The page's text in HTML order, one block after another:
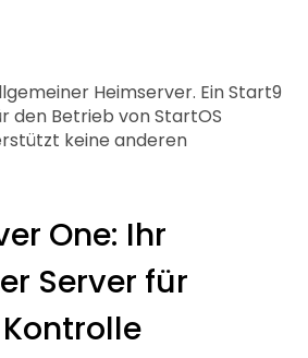
Heimserver. Ein Start9
den Betrieb von StartOS
keine anderen
One: Ihr
Server für